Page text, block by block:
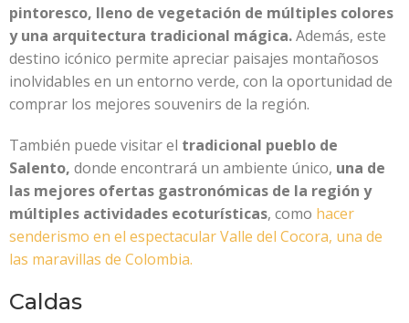
pintoresco, lleno de vegetación de múltiples colores
y una arquitectura tradicional mágica.Además, este
destino icónico permite apreciar paisajes montañosos
inolvidables en un entorno verde, con la oportunidad de
comprar los mejores souvenirs de la región.
También puede visitar el tradicional pueblo de
Salento, donde encontrará un ambiente único, una de
las mejores ofertas gastronómicas de la región y
múltiples actividades ecoturísticas, como hacer
senderismo en el espectacular Valle del Cocora, una de
las maravillas de Colombia.
Caldas